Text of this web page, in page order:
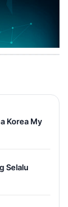
Korea My
Selalu